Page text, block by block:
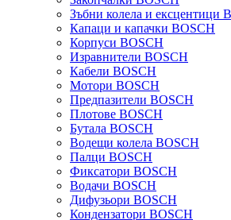
Зъбни колела и ексцентици
Капаци и капачки BOSCH
Корпуси BOSCH
Изравнители BOSCH
Кабели BOSCH
Мотори BOSCH
Предпазители BOSCH
Плотове BOSCH
Бутала BOSCH
Водещи колела BOSCH
Палци BOSCH
Фиксатори BOSCH
Водачи BOSCH
Дифузьори BOSCH
Кондензатори BOSCH